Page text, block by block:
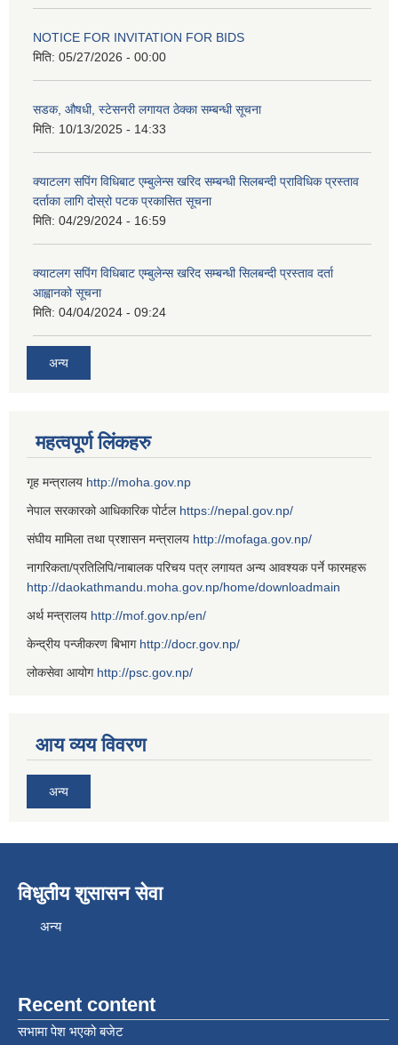
NOTICE FOR INVITATION FOR BIDS
मिति: 05/27/2026 - 00:00
सडक, औषधी, स्टेसनरी लगायत ठेक्का सम्बन्धी सूचना
मिति: 10/13/2025 - 14:33
क्याटलग सपिंग विधिबाट एम्बुलेन्स खरिद सम्बन्धी सिलबन्दी प्राविधिक प्रस्ताव
दर्ताका लागि दोस्रो पटक प्रकासित सूचना
मिति: 04/29/2024 - 16:59
क्याटलग सपिंग विधिबाट एम्बुलेन्स खरिद सम्बन्धी सिलबन्दी प्रस्ताव दर्ता
आह्वानको सूचना
मिति: 04/04/2024 - 09:24
अन्य
महत्वपूर्ण लिंकहरु
गृह मन्त्रालय http://moha.gov.np
नेपाल सरकारको आधिकारिक पोर्टल https://nepal.gov.np/
संघीय मामिला तथा प्रशासन मन्त्रालय http://mofaga.gov.np/
नागरिकता/प्रतिलिपि/नाबालक परिचय पत्र लगायत अन्य आवश्यक पर्ने फारमहरू
http://daokathmandu.moha.gov.np/home/downloadmain
अर्थ मन्त्रालय http://mof.gov.np/en/
केन्द्रीय पन्जीकरण बिभाग http://docr.gov.np/
लोकसेवा आयोग http://psc.gov.np/
आय व्यय विवरण
अन्य
विधुतीय शुसासन सेवा
अन्य
Recent content
सभामा पेश भएको बजेट